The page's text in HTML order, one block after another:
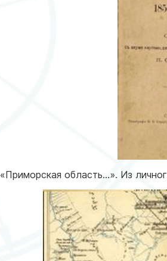
«Приморская область…». Из